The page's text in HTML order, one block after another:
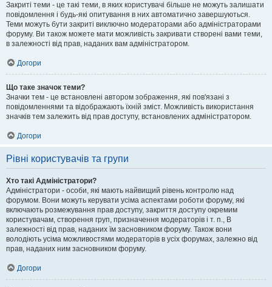
Закриті теми - це такі теми, в яких користувачі більше не можуть залишати
повідомлення і будь-які опитування в них автоматично завершуються.
Теми можуть бути закриті виключно модераторами або адміністраторами
форуму. Ви також можете мати можливість закривати створені вами теми,
в залежності від прав, наданих вам адміністратором.
Догори
Що таке значок теми?
Значки тем - це встановлені автором зображення, які пов'язані з
повідомленнями та відображають їхній зміст. Можливість використання
значків тем залежить від прав доступу, встановлених адміністратором.
Догори
Рівні користувачів та групи
Хто такі Адміністратори?
Адміністратори - особи, які мають найвищий рівень контролю над
форумом. Вони можуть керувати усіма аспектами роботи форуму, які
включають розмежування прав доступу, закриття доступу окремим
користувачам, створення груп, призначення модераторів і т. п., В
залежності від прав, наданих їм засновником форуму. Також вони
володіють усіма можливостями модераторів в усіх форумах, залежно від
прав, наданих ним засновником форуму.
Догори